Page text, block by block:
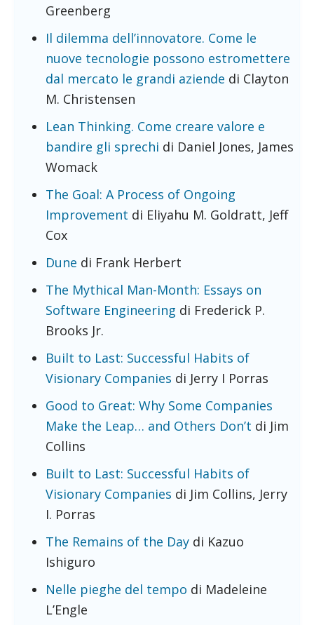
Greenberg
Il dilemma dell’innovatore. Come le
nuove tecnologie possono estromettere
dal mercato le grandi aziende di Clayton
M. Christensen
Lean Thinking. Come creare valore e
bandire gli sprechi di Daniel Jones, James
Womack
The Goal: A Process of Ongoing
Improvement di Eliyahu M. Goldratt, Jeff
Cox
Dune di Frank Herbert
The Mythical Man-Month: Essays on
Software Engineering di Frederick P.
Brooks Jr.
Built to Last: Successful Habits of
Visionary Companies di Jerry I Porras
Good to Great: Why Some Companies
Make the Leap… and Others Don’t di Jim
Collins
Built to Last: Successful Habits of
Visionary Companies di Jim Collins, Jerry
I. Porras
The Remains of the Day di Kazuo
Ishiguro
Nelle pieghe del tempo di Madeleine
L’Engle